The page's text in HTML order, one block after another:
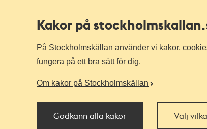
Kakor på stockholmskallan
På Stockholmskällan använder vi kakor,
fungera på ett bra sätt för dig.
Om kakor på Stockholmskällan
Godkänn alla kakor Välj